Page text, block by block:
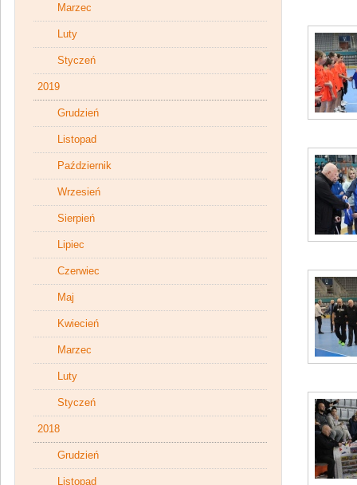
Marzec
Luty
Styczeń
2019
Grudzień
Listopad
Październik
Wrzesień
Sierpień
Lipiec
Czerwiec
Maj
Kwiecień
Marzec
Luty
Styczeń
2018
Grudzień
Listopad